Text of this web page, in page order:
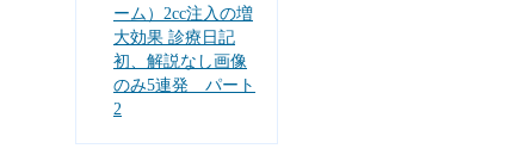
ーム）2cc注入の増
大効果 診療日記
初、解説なし画像
のみ5連発 パート
2